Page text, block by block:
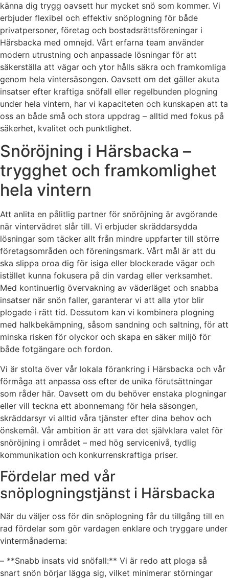
känna dig trygg oavsett hur mycket snö som kommer. Vi
erbjuder flexibel och effektiv snöplogning för både
privatpersoner, företag och bostadsrättsföreningar i
Härsbacka med omnejd. Vårt erfarna team använder
modern utrustning och anpassade lösningar för att
säkerställa att vägar och ytor hålls säkra och framkomliga
genom hela vintersäsongen. Oavsett om det gäller akuta
insatser efter kraftiga snöfall eller regelbunden plogning
under hela vintern, har vi kapaciteten och kunskapen att ta
oss an både små och stora uppdrag – alltid med fokus på
säkerhet, kvalitet och punktlighet.
Snöröjning i Härsbacka –
trygghet och framkomlighet
hela vintern
Att anlita en pålitlig partner för snöröjning är avgörande
när vintervädret slår till. Vi erbjuder skräddarsydda
lösningar som täcker allt från mindre uppfarter till större
företagsområden och föreningsmark. Vårt mål är att du
ska slippa oroa dig för isiga eller blockerade vägar och
istället kunna fokusera på din vardag eller verksamhet.
Med kontinuerlig övervakning av väderläget och snabba
insatser när snön faller, garanterar vi att alla ytor blir
plogade i rätt tid. Dessutom kan vi kombinera plogning
med halkbekämpning, såsom sandning och saltning, för att
minska risken för olyckor och skapa en säker miljö för
både fotgängare och fordon.
Vi är stolta över vår lokala förankring i Härsbacka och vår
förmåga att anpassa oss efter de unika förutsättningar
som råder här. Oavsett om du behöver enstaka plogningar
eller vill teckna ett abonnemang för hela säsongen,
skräddarsyr vi alltid våra tjänster efter dina behov och
önskemål. Vår ambition är att vara det självklara valet för
snöröjning i området – med hög servicenivå, tydlig
kommunikation och konkurrenskraftiga priser.
Fördelar med vår
snöplogningstjänst i Härsbacka
När du väljer oss för din snöplogning får du tillgång till en
rad fördelar som gör vardagen enklare och tryggare under
vintermånaderna:
– **Snabb insats vid snöfall:** Vi är redo att ploga så
snart snön börjar lägga sig, vilket minimerar störningar